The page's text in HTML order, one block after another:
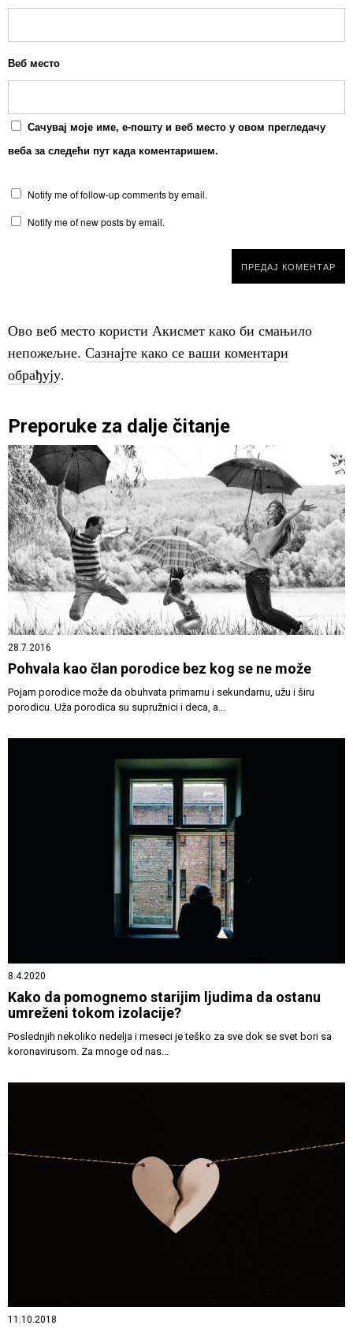
Веб место
Сачувај моје име, е-пошту и веб место у овом прегледачу
веба за следећи пут када коментаришем.
Notify me of follow-up comments by email.
Notify me of new posts by email.
Ово веб место користи Акисмет како би смањило
непожељне. Сазнајте како се ваши коментари
обрађују.
Preporuke za dalje čitanje
28.7.2016
Pohvala kao član porodice bez kog se ne može
Pojam porodice može da obuhvata primarnu i sekundarnu, užu i širu
porodicu. Uža porodica su supružnici i deca, a...
8.4.2020
Kako da pomognemo starijim ljudima da ostanu
umreženi tokom izolacije?
Poslednjih nekoliko nedelja i meseci je teško za sve dok se svet bori sa
koronavirusom. Za mnoge od nas...
11.10.2018